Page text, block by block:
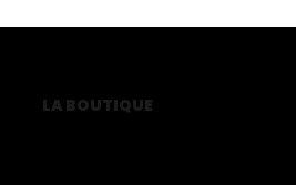
LA BOUTIQUE